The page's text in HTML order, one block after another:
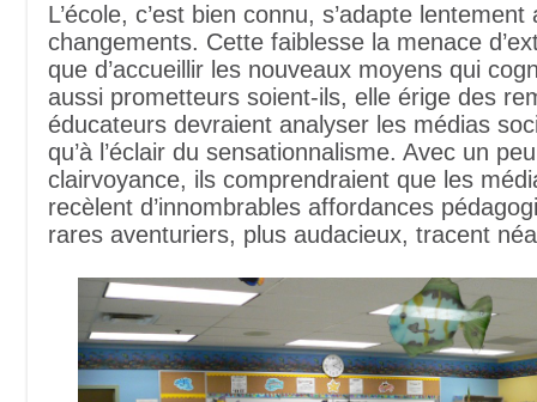
L’école, c’est bien connu, s’adapte lentement
changements. Cette faiblesse la menace
que d’accueillir les nouveaux moyens qui
aussi prometteurs soient-ils, elle érige des
éducateurs devraient analyser les médias
qu’à l’éclair du sensationnalisme. Avec un
clairvoyance, ils comprendraient que les
recèlent d’innombrables affordances
rares aventuriers, plus audacieux, tracent